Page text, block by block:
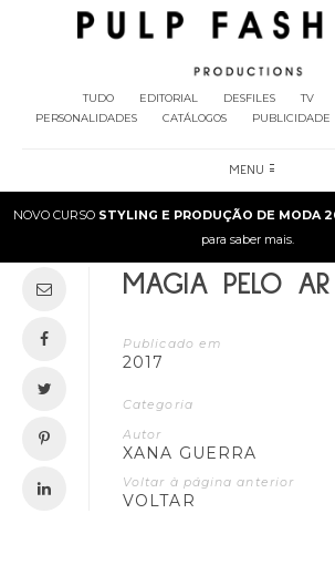
TUDO EDITORIAL DESFILES TV
PERSONALIDADES
CATÁLOGOS PUBLICIDADE
MENU
NOVO CURSO STYLING E PRODUÇÃO DE MODA
para saber mais.
MAGIA PELO AR
Publicado em
2017
Categoria
Autor
XANA GUERRA
Voltar à página anterior
VOLTAR